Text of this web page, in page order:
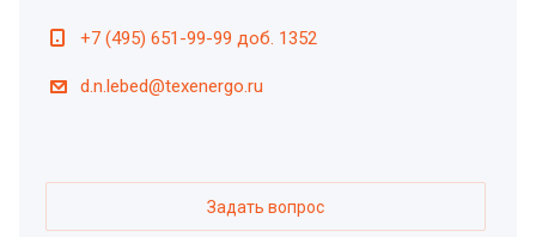
d.n.lebed@texenergo.ru
+7 (495) 651-99-99 доб. 1352
Задать вопрос